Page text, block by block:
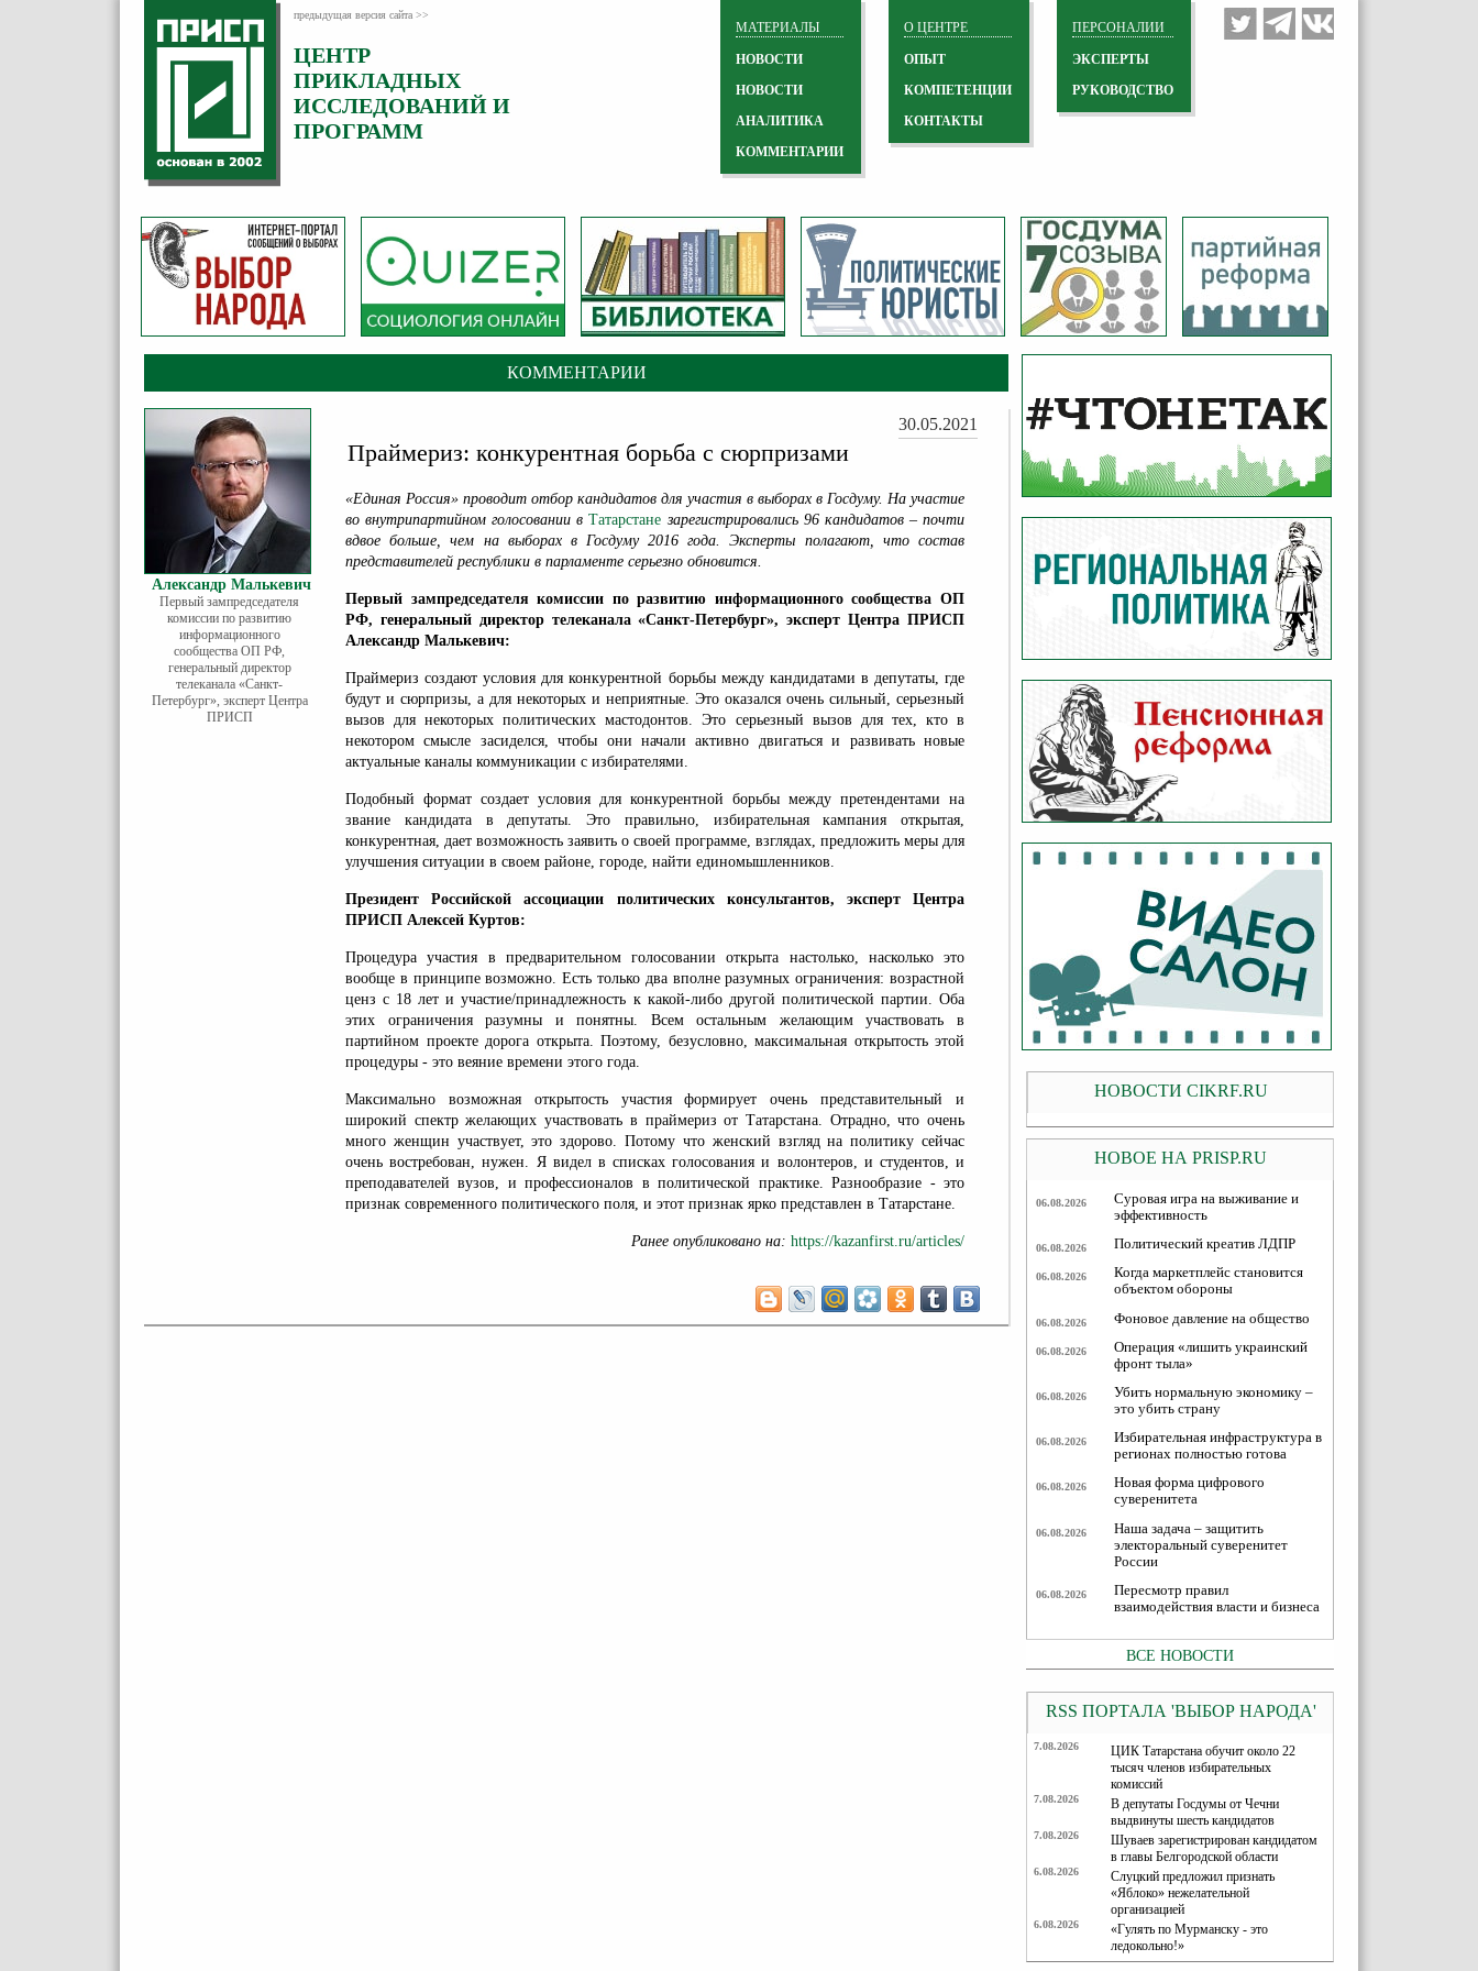
предыдущая версия сайта >>
ЦЕНТР
ПРИКЛАДНЫХ
ИССЛЕДОВАНИЙ И
ПРОГРАММ
ПЕРСОНАЛИИ
ЭКСПЕРТЫ
РУКОВОДСТВО
О ЦЕНТРЕ
ОПЫТ
КОМПЕТЕНЦИИ
КОНТАКТЫ
МАТЕРИАЛЫ
НОВОСТИ
НОВОСТИ
АНАЛИТИКА
КОММЕНТАРИИ
КОММЕНТАРИИ
Александр Малькевич
Первый зампредседателя
комиссии по развитию
информационного
сообщества ОП РФ,
генеральный директор
телеканала «Санкт-
Петербург», эксперт Центра
ПРИСП
30.05.2021
Праймериз: конкурентная борьба с сюрпризами
«Единая Россия» проводит отбор кандидатов для участия в выборах в Госдуму. На участие
во внутрипартийном голосовании вТатарстане зарегистрировались 96 кандидатов – почти
вдвое больше, чем на выборах в Госдуму 2016 года. Эксперты полагают, что состав
представителей республики в парламенте серьезно обновится.
Первый зампредседателя комиссии по развитию информационного сообщества ОП
РФ, генеральный директор телеканала «Санкт-Петербург», эксперт Центра ПРИСП
Александр Малькевич:
Праймериз создают условия для конкурентной борьбы между кандидатами в депутаты, где
будут и сюрпризы, а для некоторых и неприятные. Это оказался очень сильный, серьезный
вызов для некоторых политических мастодонтов. Это серьезный вызов для тех, кто в
некотором смысле засиделся, чтобы они начали активно двигаться и развивать новые
актуальные каналы коммуникации с избирателями.
Подобный формат создает условия для конкурентной борьбы между претендентами на
звание кандидата в депутаты. Это правильно, избирательная кампания открытая,
конкурентная, дает возможность заявить о своей программе, взглядах, предложить меры для
улучшения ситуации в своем районе, городе, найти единомышленников.
Президент Российской ассоциации политических консультантов, эксперт Центра
ПРИСП Алексей Куртов:
Процедура участия в предварительном голосовании открыта настолько, насколько это
вообще в принципе возможно. Есть только два вполне разумных ограничения: возрастной
ценз с 18 лет и участие/принадлежность к какой-либо другой политической партии. Оба
этих ограничения разумны и понятны. Всем остальным желающим участвовать в
партийном проекте дорога открыта. Поэтому, безусловно, максимальная открытость этой
процедуры - это веяние времени этого года.
Максимально возможная открытость участия формирует очень представительный и
широкий спектр желающих участвовать в праймериз от Татарстана. Отрадно, что очень
много женщин участвует, это здорово. Потому что женский взгляд на политику сейчас
очень востребован, нужен. Я видел в списках голосования и волонтеров, и студентов, и
преподавателей вузов, и профессионалов в политической практике. Разнообразие - это
признак современного политического поля, и этот признак ярко представлен в Татарстане.
Ранее опубликовано на: https://kazanfirst.ru/articles/
НОВОСТИ CIKRF.RU
НОВОЕ НА PRISP.RU
06.08.2026
Суровая игра на выживание и
эффективность
06.08.2026 Политический креатив ЛДПР
06.08.2026
Когда маркетплейс становится
объектом обороны
06.08.2026 Фоновое давление на общество
06.08.2026
Операция «лишить украинский
фронт тыла»
06.08.2026
Убить нормальную экономику –
это убить страну
06.08.2026
Избирательная инфраструктура в
регионах полностью готова
06.08.2026
Новая форма цифрового
суверенитета
06.08.2026
Наша задача – защитить
электоральный суверенитет
России
06.08.2026
Пересмотр правил
взаимодействия власти и бизнеса
ВСЕ НОВОСТИ
RSS ПОРТАЛА 'ВЫБОР НАРОДА'
7.08.2026
ЦИК Татарстана обучит около 22
тысяч членов избирательных
комиссий
7.08.2026
В депутаты Госдумы от Чечни
выдвинуты шесть кандидатов
7.08.2026
Шуваев зарегистрирован кандидатом
в главы Белгородской области
6.08.2026
Слуцкий предложил признать
«Яблоко» нежелательной
организацией
6.08.2026
«Гулять по Мурманску - это
ледокольно!»